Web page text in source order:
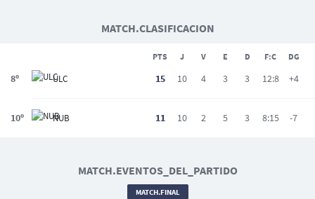
MATCH.CLASIFICACION
PTS J V E D F:C DG
8º ULC 15 10 4 3 3 12:8 +4
10º NUB 11 10 2 5 3 8:15 -7
MATCH.EVENTOS_DEL_PARTIDO
MATCH.FINAL